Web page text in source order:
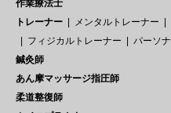
作業療法士
トレーナー
メンタルトレーナー
フィジカルトレーナー
パーソ
鍼灸師
あん摩マッサージ指圧師
柔道整復師